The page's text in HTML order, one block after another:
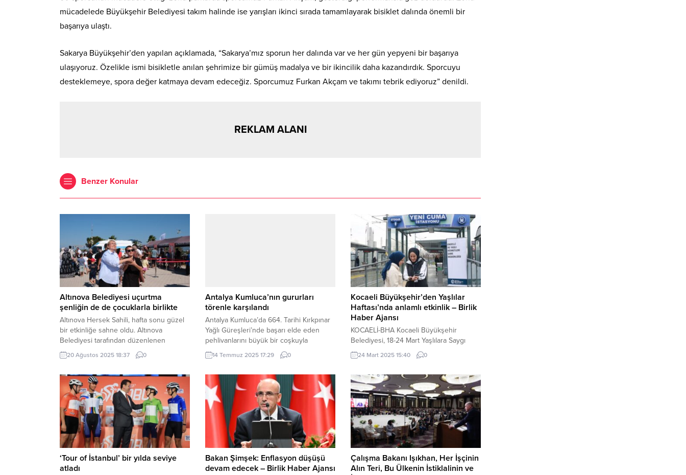
mücadelede Büyükşehir Belediyesi takım halinde ise yarışları ikinci sırada tamamlayarak bisiklet dalında önemli bir
başarıya ulaştı.
Sakarya Büyükşehir’den yapılan açıklamada, “Sakarya’mız sporun her dalında var ve her gün yepyeni bir başarıya
ulaşıyoruz. Özelikle ismi bisikletle anılan şehrimize bir gümüş madalya ve bir ikincilik daha kazandırdık. Sporcuyu
desteklemeye, spora değer katmaya devam edeceğiz. Sporcumuz Furkan Akçam ve takımı tebrik ediyoruz” denildi.
REKLAM ALANI
Benzer Konular
Altınova Belediyesi uçurtma
şenliğin de de çocuklarla birlikte
Altınova Hersek Sahili, hafta sonu güzel
bir etkinliğe sahne oldu. Altınova
Belediyesi tarafından düzenlenen
uçurtma şenliğinde minikler umutlarıyla
birlikte uçurtmalarını gökyüzüne
Altınova Belediye Başkanı Yasemin
Fazlaca da katıldı. Başkan Fazlaca,
ebeveynleriyle birlikte uçurtma şenliğine
katılan çocuklarla tek tek yakından
ilgilendi. Uçurtmalarını çocuklara veren
Fazlaca, etkinliğe gösterilen...
20 Ağustos 2025 18:37 0
Antalya Kumluca’nın gururları
törenle karşılandı
Antalya Kumluca’da 664. Tarihi Kırkpınar
Yağlı Güreşleri’nde başarı elde eden
pehlivanlarını büyük bir coşkuyla
karşıladı. Mehmet ŞENTÜRK / ANTALYA
(İGFA)- Altın kemer kazanan Başpehlivan
Tufan Güzel ve minik 1 boyda ikinciliği
elde eden Turgut Tuğra Arı için karşılama
töreni düzenlendi. Kumluca girişinde
başlayan konvoy,...
14 Temmuz 2025 17:29 0
Kocaeli Büyükşehir’den Yaşlılar
Haftası’nda anlamlı etkinlik – Birlik
Haber Ajansı
KOCAELİ-BHA Kocaeli Büyükşehir
Belediyesi, 18-24 Mart Yaşlılara Saygı
Haftası’nda eğlenceli bir etkinlikle
farkındalık yarattı. Sağlık ve Sosyal
iş birliğince düzenlenen etkinlikte,
büyüklerimizin toplumdaki yeri ve
önemine dikkat çekildi. Tramvaya ücretsiz
binme hakkı Kocaeli Büyükşehir
Belediyesi 18-24 Mart Yaşlılara Saygı
Haftası’nda farklı bir etkinliğe imza attı....
24 Mart 2025 15:40 0
‘Tour of İstanbul’ bir yılda seviye
atladı
Bakan Şimşek: Enflasyon düşüşü
devam edecek – Birlik Haber Ajansı
Çalışma Bakanı Işıkhan, Her İşçinin
Alın Teri, Bu Ülkenin İstiklalinin ve